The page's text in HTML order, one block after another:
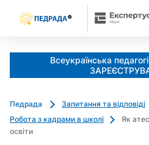
Всеукраїнська
Педрада
Запитання та відповіді
Робота з кадрами в школі
Як
освіти